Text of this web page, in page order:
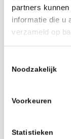
partners
informatie die u
verzameld op
Noodzakelijk
Voorkeuren
Statistieken
5 oktober